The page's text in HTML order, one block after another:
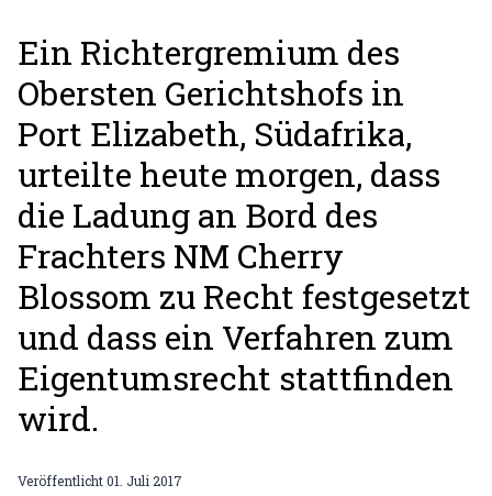
Ein Richtergremium des
Obersten Gerichtshofs in
Port Elizabeth, Südafrika,
urteilte heute morgen, dass
die Ladung an Bord des
Frachters NM Cherry
Blossom zu Recht festgesetzt
und dass ein Verfahren zum
Eigentumsrecht stattfinden
wird.
Veröffentlicht01. Juli 2017